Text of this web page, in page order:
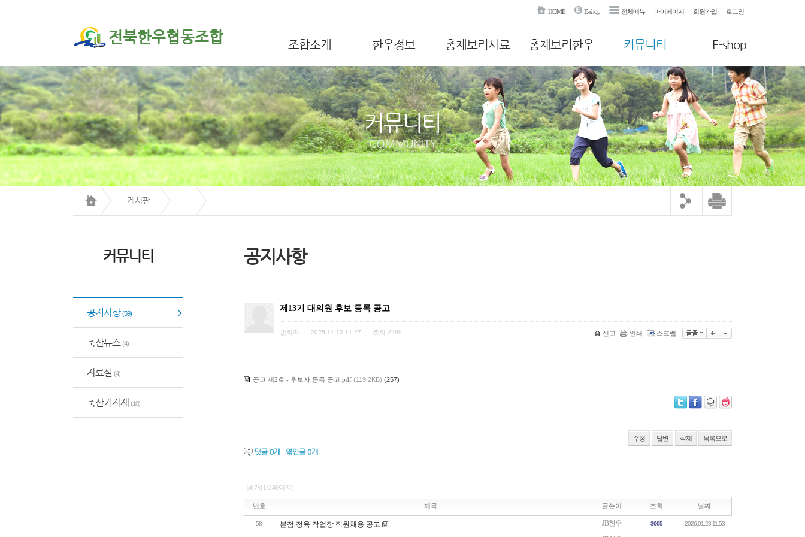
전북한우협동조합
HOME E-shop 전체메뉴 마이페이지 회원가입 로그인
조합소개 한우정보 총체보리사료 총체보리한우 커뮤니티 E-shop
커뮤니티
게시판
커뮤니티
공지사항(59)
축산뉴스(4)
자료실 (4)
축산기자재 (10)
공지사항
제13기 대의원 후보 등록 공고
관리자 2025.11.12 11:27 조회 2289 신고 인쇄 스크랩
공고 제2호 - 후보자 등록 공고.pdf (119.2KB) (257)
수정 답변 삭제 목록으로
댓글0개 엮인글0개
58개(1/3페이지)
번호 제목 글쓴이 조회 날짜
58 본점 정육 작업장 직원채용 공고 JB한우 3005 2026.01.28 11:53